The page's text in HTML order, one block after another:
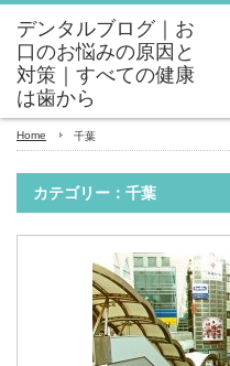
Home 千葉
カテゴリー：千葉